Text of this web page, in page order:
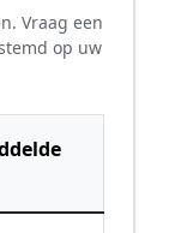
Vraag een
op uw